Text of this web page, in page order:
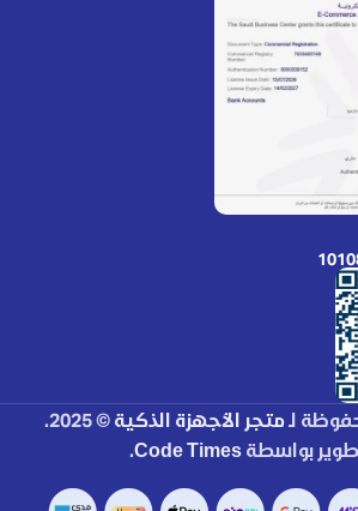
لـمتجر الأجهزة الذكية © 2025.
بواسطة Code Times
.